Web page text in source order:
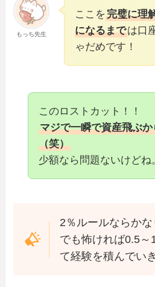
もっち先生
ここを完璧に理
になるまでは口
ゃだめです！
このロストカット！！
マジで一瞬で資産飛ぶか
（笑）
少額なら問題ないけどね
2％ルールならか
でも怖ければ0.5～
て経験を積んでい